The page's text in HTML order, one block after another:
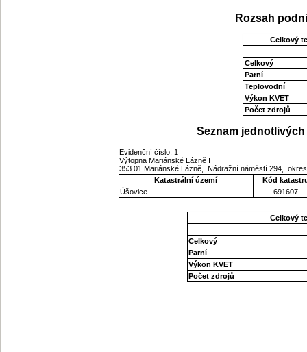
Rozsah
Celkový
Celkový
Parní
Teplovodní
Výkon KVET
Počet zdrojů
Seznam
Evidenční číslo: 1
Výtopna Mariánské Lázně I
353 01 Mariánské Lázně, Nádražní náměstí 294,
Katastrální území
Kód
Úšovice
691607
Celkový
Celkový
Parní
Výkon KVET
Počet zdrojů